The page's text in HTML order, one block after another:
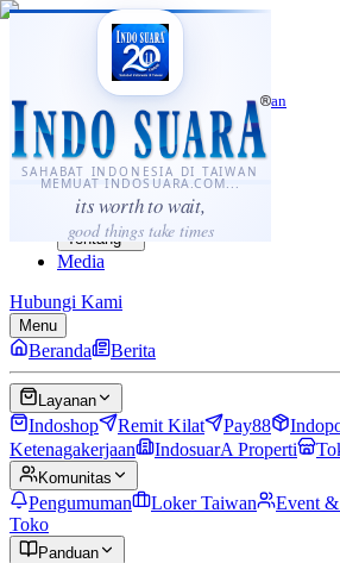
SAHABAT INDONESIA DI TAIWAN
MEMUAT INDOSUARA.COM...
its worth to wait,
good things take times
·...
⌘K
Sahabat Indonesia di Taiwan
Berita
Layanan
Komunitas
Panduan
Tentang
Media
Hubungi Kami
Menu
Beranda Berita
Layanan
Indoshop Remit Kilat Pay88
Ketenagakerjaan
IndosuarA Properti
Komunitas
Pengumuman Loker Taiwan Event
Toko
Panduan